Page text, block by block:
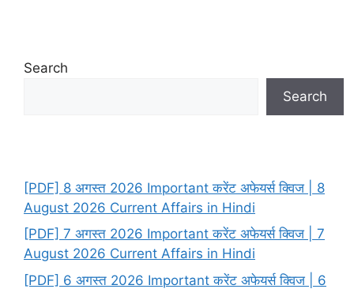
Search
Search
[PDF] 8 अगस्त 2026 Important करेंट अफेयर्स क्विज | 8
August 2026 Current Affairs in Hindi
[PDF] 7 अगस्त 2026 Important करेंट अफेयर्स क्विज | 7
August 2026 Current Affairs in Hindi
[PDF] 6 अगस्त 2026 Important करेंट अफेयर्स क्विज | 6